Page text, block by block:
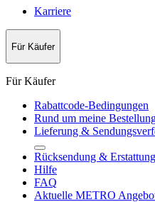
Karriere
Für Käufer
Für Käufer
Rabattcode-Bedingungen
Rund um meine
Lieferung &
Rücksendung & Erstattung
Hilfe
FAQ
Aktuelle METRO